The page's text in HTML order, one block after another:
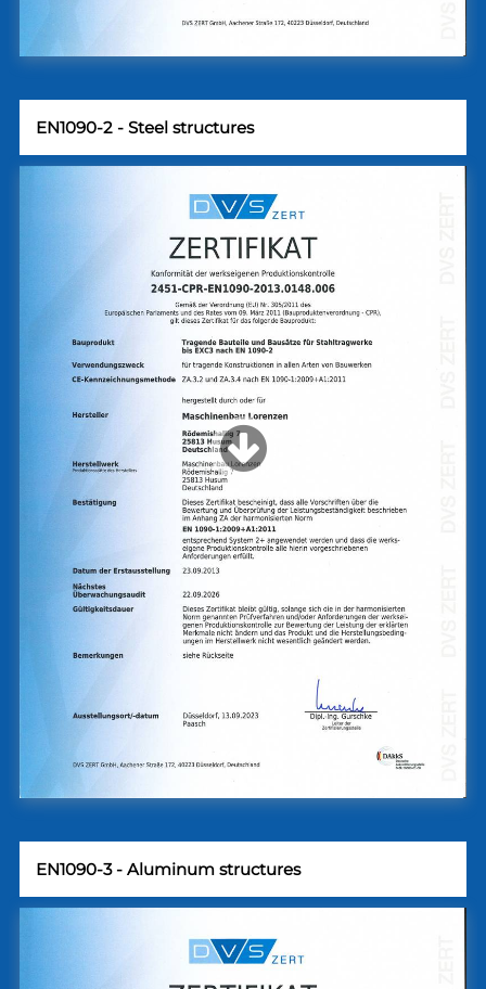
EN1090-2 - Steel structures
EN1090-3 - Aluminum structures